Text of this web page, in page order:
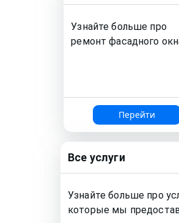
Узнайте больше про
ремонтфасадного
Перейти
Все услуги
Узнайте больше про
которые мы